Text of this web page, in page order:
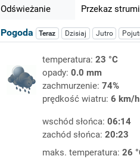
Odświeżanie Przekaz
Pogoda Teraz Dzisiaj Jutro
temperatura: 23 °C
opady: 0.0 mm
zachmurzenie: 74%
prędkość wiatru: 6 km/h
wschód słońca: 06:14
zachód słońca: 20:23
maks. temperatura: 26